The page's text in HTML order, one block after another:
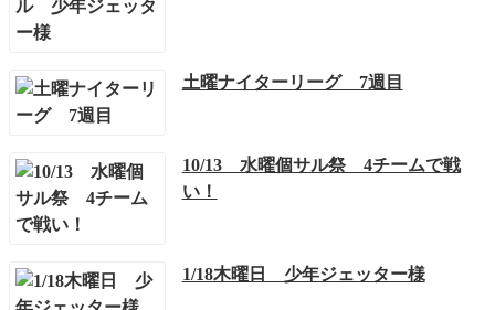
土曜ナイターリーグ 7週目
10/13 水曜個サル祭 4チームで戦
い！
1/18木曜日 少年ジェッター様